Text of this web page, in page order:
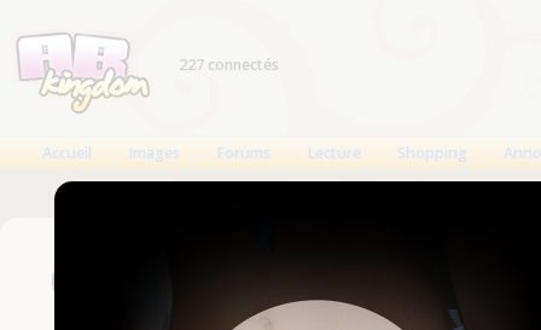
227 connectés
Accueil Images Forums Lecture Shopping
Connexion